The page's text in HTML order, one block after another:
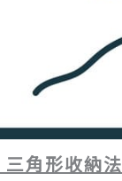
角形收納法